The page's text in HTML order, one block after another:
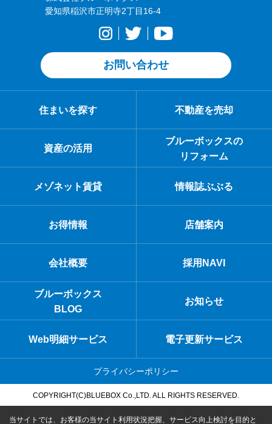
愛知県稲沢市正明寺2丁目16-4
お問い合わせ
住まいを探す 不動産を売却
資産の活用
ブルーボックスの
リフォーム
メゾネット賃貸 情報誌ぶぶる
お得情報 店舗案内
会社概要 採用NAVI
ブルーボックス
BLOG
お知らせ
Web明細サービス 電子更新サービス
プライバシーポリシー
COPYRIGHT(C)BLUEBOX Co.,LTD. ALL RIGHTS RESERVED.
当サイトでは、お客様の当サイト利用状況把握、サービス向上検討を目的と